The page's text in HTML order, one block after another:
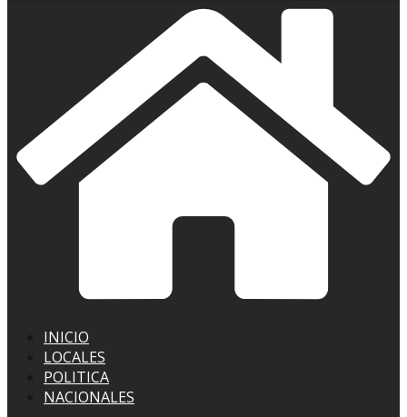
INICIO
LOCALES
POLITICA
NACIONALES